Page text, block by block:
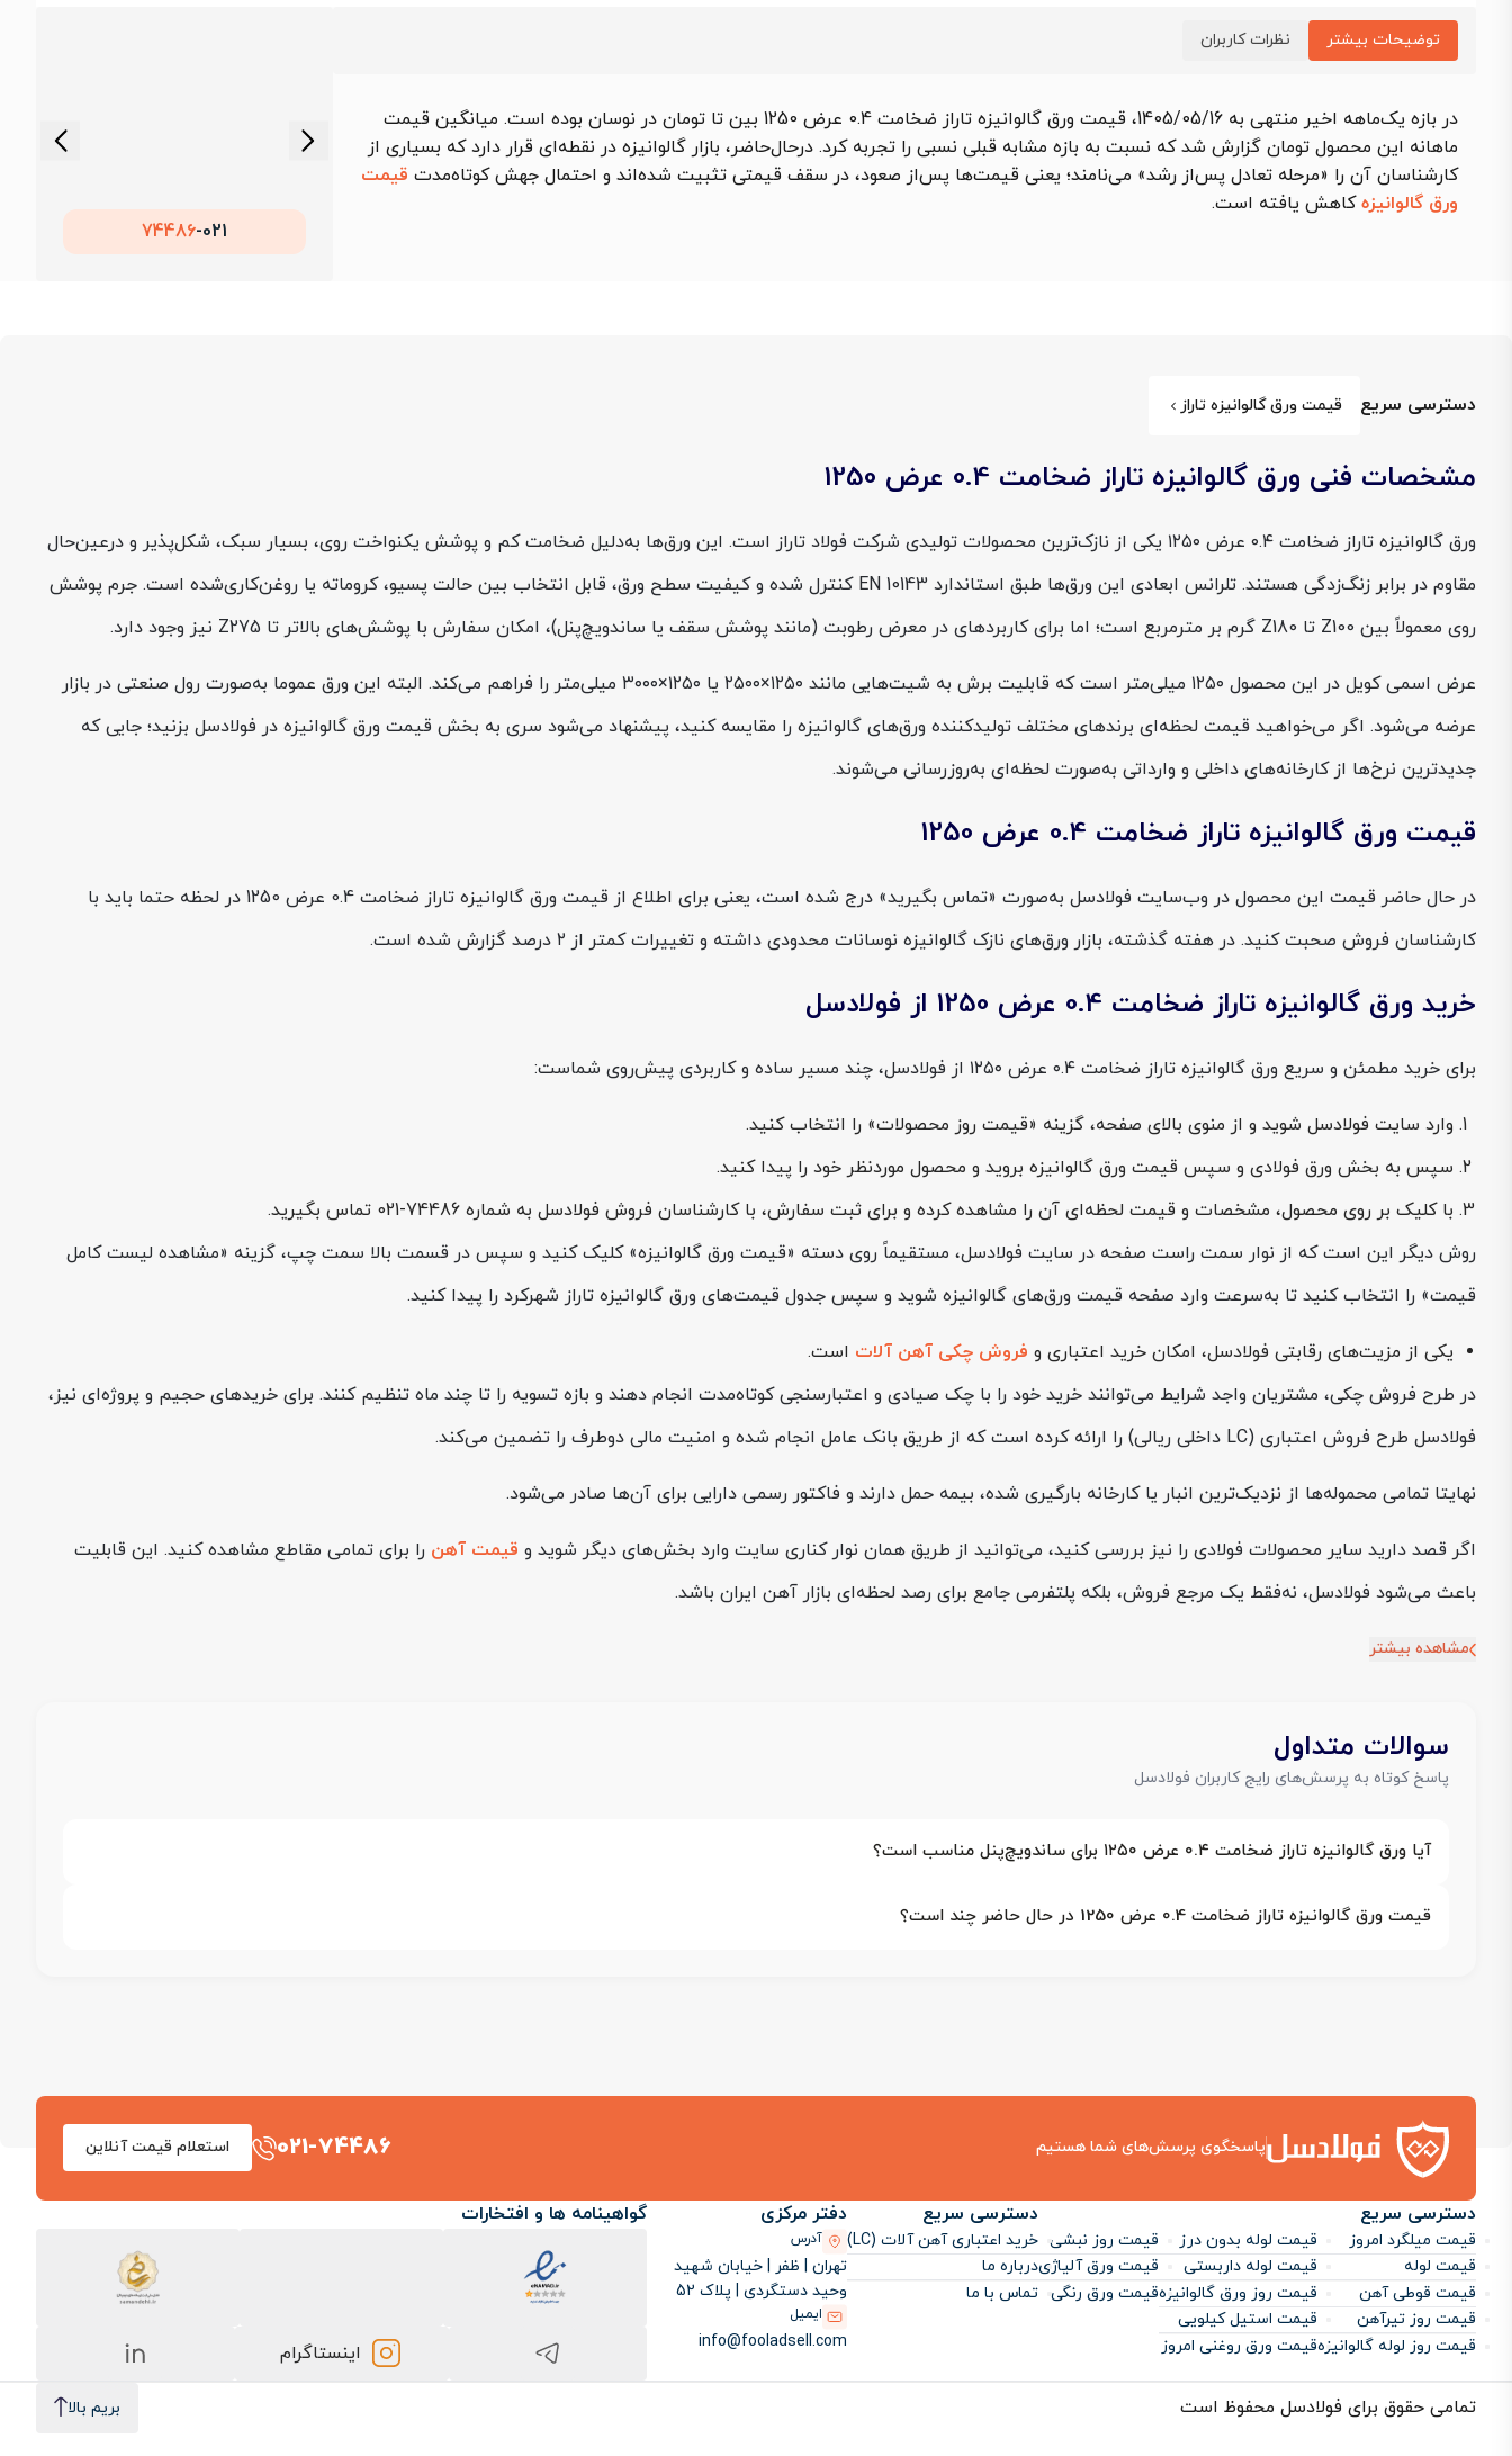
توضیحات بیشتر نظرات کاربران
در بازه یک‌ماهه اخیر منتهی به 1405/05/16، قیمت ورق گالوانیزه تاراز ضخامت 0.4 عرض 1250
بین تا تومان در نوسان بوده است. میانگین قیمت
ماهانه این محصول تومان گزارش شد که نسبت به بازه مشابه قبلی نسبی را تجربه کرد. درحال‌حاضر، بازار گالوانیزه در نقطه‌ای قرار دارد که بسیاری از
کارشناسان آن را «مرحله تعادل پس‌از رشد» می‌نامند؛ یعنی قیمت‌ها پس‌از صعود، در سقف قیمتی تثبیت شده‌اند و احتمال جهش کوتاه‌مدت قیمت
ورق گالوانیزهکاهش یافته است.
021-
74486
دسترسی سریع قیمت ورق گالوانیزه تاراز
مشخصات فنی ورق گالوانیزه تاراز ضخامت 0.4 عرض 1250
ورق گالوانیزه تاراز ضخامت ۰.۴ عرض ۱۲۵۰ یکی از نازک‌ترین محصولات تولیدی شرکت فولاد تاراز است. این ورق‌ها به‌دلیل ضخامت کم و پوشش یکنواخت روی، بسیار سبک، شکل‌پذیر و درعین‌حال
مقاوم در برابر زنگ‌زدگی هستند. تلرانس ابعادی این ورق‌ها طبق استاندارد EN 10143 کنترل شده و کیفیت سطح ورق، قابل انتخاب بین حالت پسیو، کروماته یا روغن‌کاری‌شده است. جرم پوشش
روی معمولاً بین Z100 تا Z180 گرم بر مترمربع است؛ اما برای کاربردهای در معرض رطوبت (مانند پوشش سقف یا ساندویچ‌پنل)، امکان سفارش با پوشش‌های بالاتر تا Z275 نیز وجود دارد.
عرض اسمی کویل در این محصول ۱۲۵۰ میلی‌متر است که قابلیت برش به شیت‌هایی مانند ۱۲۵۰×۲۵۰۰ یا ۱۲۵۰×۳۰۰۰ میلی‌متر را فراهم می‌کند. البته این ورق عموما به‌صورت رول صنعتی در بازار
عرضه می‌شود. اگر می‌خواهید قیمت لحظه‌ای برندهای مختلف تولیدکننده ورق‌های گالوانیزه را مقایسه کنید، پیشنهاد می‌شود سری به بخش قیمت ورق گالوانیزه در فولادسل بزنید؛ جایی که
جدیدترین نرخ‌ها از کارخانه‌های داخلی و وارداتی به‌صورت لحظه‌ای به‌روزرسانی می‌شوند.
قیمت ورق گالوانیزه تاراز ضخامت 0.4 عرض 1250
در حال حاضر قیمت این محصول در وب‌سایت فولادسل به‌صورت «تماس بگیرید» درج شده است، یعنی برای اطلاع از قیمت ورق گالوانیزه تاراز ضخامت 0.4 عرض 1250 در لحظه حتما باید با
کارشناسان فروش صحبت کنید. در هفته گذشته، بازار ورق‌های نازک گالوانیزه نوسانات محدودی داشته و تغییرات کمتر از ۲ درصد گزارش شده است.
خرید ورق گالوانیزه تاراز ضخامت 0.4 عرض 1250 از فولادسل
برای خرید مطمئن و سریع ورق گالوانیزه تاراز ضخامت ۰.۴ عرض ۱۲۵۰ از فولادسل، چند مسیر ساده و کاربردی پیش‌روی شماست:
وارد سایت فولادسل شوید و از منوی بالای صفحه، گزینه «قیمت روز محصولات» را انتخاب کنید.
سپس به بخش ورق فولادی و سپس قیمت ورق گالوانیزه بروید و محصول موردنظر خود را پیدا کنید.
با کلیک بر روی محصول، مشخصات و قیمت لحظه‌ای آن را مشاهده کرده و برای ثبت سفارش، با کارشناسان فروش فولادسل به شماره 74486-021 تماس بگیرید.
روش دیگر این است که از نوار سمت راست صفحه در سایت فولادسل، مستقیماً روی دسته «قیمت ورق گالوانیزه» کلیک کنید و سپس در قسمت بالا سمت چپ، گزینه «مشاهده لیست کامل
قیمت» را انتخاب کنید تا به‌سرعت وارد صفحه قیمت ورق‌های گالوانیزه شوید و سپس جدول قیمت‌های ورق گالوانیزه تاراز شهرکرد را پیدا کنید.
یکی از مزیت‌های رقابتی فولادسل، امکان خرید اعتباری و فروش چکی آهن آلات است.
در طرح فروش چکی، مشتریان واجد شرایط می‌توانند خرید خود را با چک صیادی و اعتبارسنجی کوتاه‌مدت انجام دهند و بازه تسویه را تا چند ماه تنظیم کنند. برای خریدهای حجیم و پروژه‌ای نیز،
فولادسل طرح فروش اعتباری (LC داخلی ریالی) را ارائه کرده است که از طریق بانک عامل انجام شده و امنیت مالی دوطرف را تضمین می‌کند.
نهایتا تمامی محموله‌ها از نزدیک‌ترین انبار یا کارخانه بارگیری شده، بیمه حمل دارند و فاکتور رسمی دارایی برای آن‌ها صادر می‌شود.
اگر قصد دارید سایر محصولات فولادی را نیز بررسی کنید، می‌توانید از طریق همان نوار کناری سایت وارد بخش‌های دیگر شوید و قیمت آهن را برای تمامی مقاطع مشاهده کنید. این قابلیت
باعث می‌شود فولادسل، نه‌فقط یک مرجع فروش، بلکه پلتفرمی جامع برای رصد لحظه‌ای بازار آهن ایران باشد.
مشاهده بیشتر
سوالات متداول
پاسخ کوتاه به پرسش‌های رایج کاربران فولادسل
آیا ورق گالوانیزه تاراز ضخامت ۰.۴ عرض ۱۲۵۰ برای ساندویچ‌پنل مناسب است؟
قیمت ورق گالوانیزه تاراز ضخامت 0.4 عرض 1250 در حال حاضر چند است؟
پاسخگوی پرسش‌های شما هستیم 021-74486 استعلام قیمت آنلاین
دسترسی سریع
قیمت میلگرد امروز
قیمت لوله
قیمت قوطی آهن
قیمت روز تیرآهن
قیمت روز لوله گالوانیزه
قیمت لوله بدون درز
قیمت لوله داربستی
قیمت روز ورق گالوانیزه
قیمت استیل کیلویی
قیمت ورق روغنی امروز
قیمت روز نبشی
قیمت ورق آلیاژی
قیمت ورق رنگی
دسترسی سریع
خرید اعتباری آهن آلات (LC)
درباره ما
تماس با ما
دفتر مرکزی
آدرس
تهران | ظفر | خیابان شهید
وحید دستگردی | پلاک 52
ایمیل
info@fooladsell.com
گواهینامه ها و افتخارات
اینستاگرام
تمامی حقوق برای فولادسل محفوظ است بریم بالا